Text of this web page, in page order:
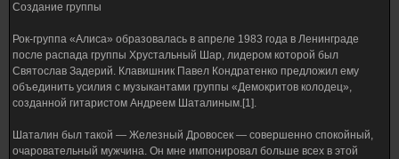
Создание группы
Рок-группа «Алиса» образовалась в апреле 1983 года в Ленинграде
после распада группы Хрустальный Шар, лидером которой был
Святослав Задерий. Клавишник Павел Кондратенко предложил ему
объединить усилия с музыкантами группы «Демокритов колодец»,
созданной гитаристом Андреем Шаталиным.[1].
Шаталин был такой — Железный Дровосек — совершенно спокойный,
очаровательный мужчина. Он мне импонировал больше всех в этой